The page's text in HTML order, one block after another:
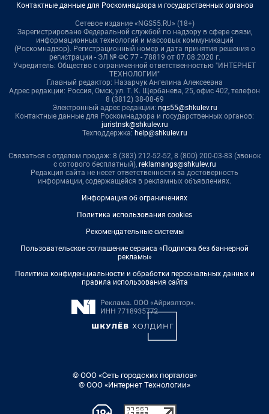
Контактные данные для Роскомнадзора и государственных органов
Сетевое издание «NGS55.RU» (18+)
Зарегистрировано Федеральной службой по надзору в сфере связи,
информационных технологий и массовых коммуникаций
(Роскомнадзор). Регистрационный номер и дата принятия решения о
регистрации - ЭЛ № ФС 77 - 78819 от 07.08.2020 г.
Учредитель: Общество с ограниченной ответственностью "ИНТЕРНЕТ
ТЕХНОЛОГИИ"
Главный редактор: Назарчук Ангелина Алексеевна
Адрес редакции: Россия, Омск, ул. Т. К. Щербанева, 25, офис 402, телефон
8 (3812) 38-08-69
Электронный адрес редакции: ngs55@shkulev.ru
Контактные данные для Роскомнадзора и государственных органов:
juristnsk@shkulev.ru
Техподдержка: help@shkulev.ru
Связаться с отделом продаж: 8 (383) 212-52-52, 8 (800) 200-03-83 (звонок
с сотового бесплатный), reklamangs@shkulev.ru
Редакция сайта не несет ответственности за достоверность
информации, содержащейся в рекламных объявлениях.
Информация об ограничениях
Политика использования cookies
Рекомендательные системы
Пользовательское соглашение сервиса «Подписка без баннерной
рекламы»
Политика конфиденциальности и обработки персональных данных и
правила использования сайта
© ООО «Сеть городских порталов»
© ООО «Интернет Технологии»